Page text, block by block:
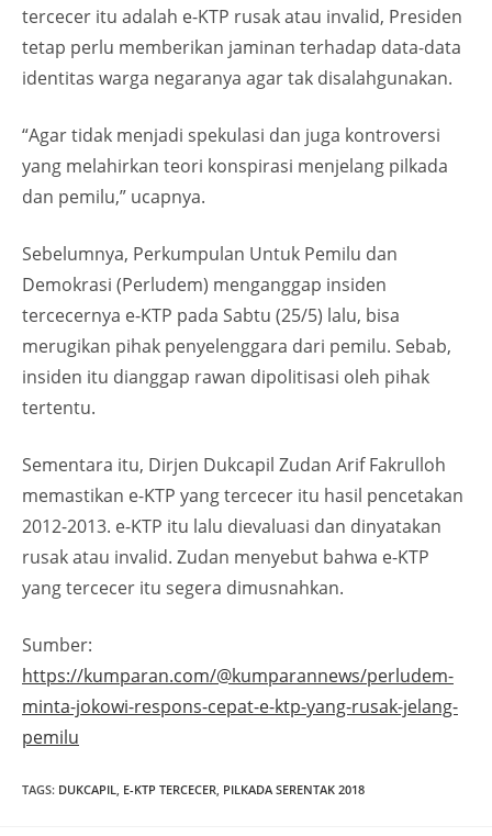
tercecer itu adalah e-KTP rusak atau invalid, Presiden
tetap perlu memberikan jaminan terhadap data-data
identitas warga negaranya agar tak disalahgunakan.
“Agar tidak menjadi spekulasi dan juga kontroversi
yang melahirkan teori konspirasi menjelang pilkada
dan pemilu,” ucapnya.
Sebelumnya, Perkumpulan Untuk Pemilu dan
Demokrasi (Perludem) menganggap insiden
tercecernya e-KTP pada Sabtu (25/5) lalu, bisa
merugikan pihak penyelenggara dari pemilu. Sebab,
insiden itu dianggap rawan dipolitisasi oleh pihak
tertentu.
Sementara itu, Dirjen Dukcapil Zudan Arif Fakrulloh
memastikan e-KTP yang tercecer itu hasil pencetakan
2012-2013. e-KTP itu lalu dievaluasi dan dinyatakan
rusak atau invalid. Zudan menyebut bahwa e-KTP
yang tercecer itu segera dimusnahkan.
Sumber:
https://kumparan.com/@kumparannews/perludem-
minta-jokowi-respons-cepat-e-ktp-yang-rusak-jelang-
pemilu
TAGS: DUKCAPIL, E-KTP TERCECER, PILKADA SERENTAK 2018